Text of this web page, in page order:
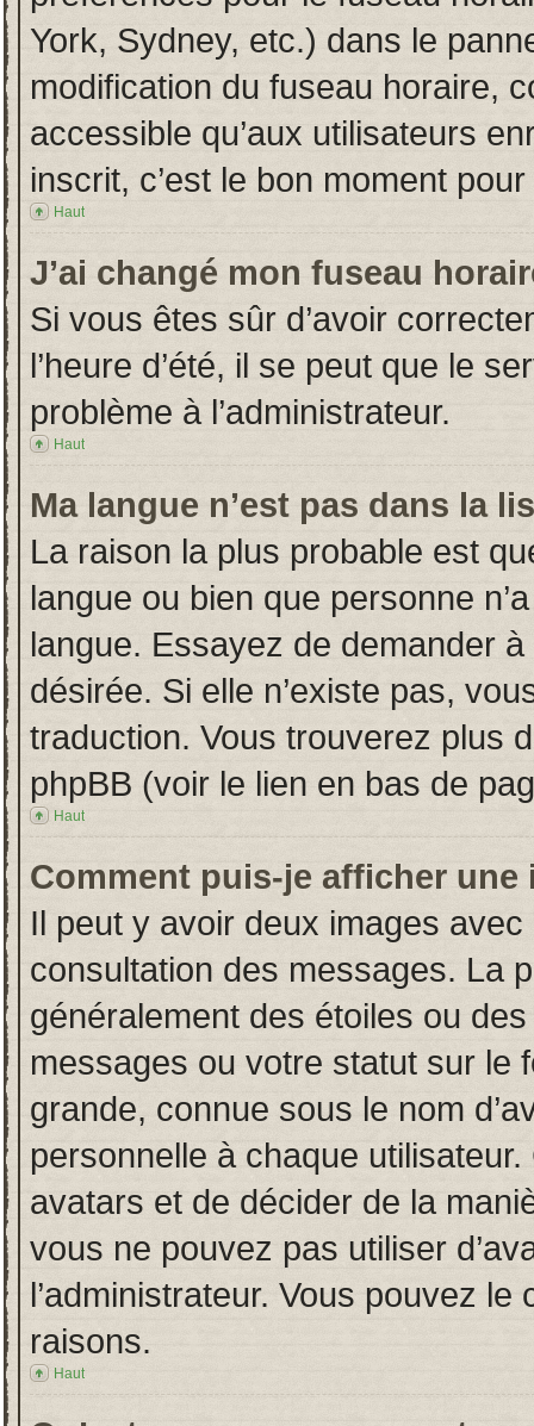
York, Sydney, etc.) dans le
modification du fuseau horaire,
accessible qu’aux utilisateurs
inscrit, c’est le bon moment
Haut
J’ai changé mon fuseau
Si vous êtes sûr d’avoir
l’heure d’été, il se peut que le
problème à l’administrateur.
Haut
Ma langue n’est pas dans la
La raison la plus probable est
langue ou bien que personne
langue. Essayez de demander à
désirée. Si elle n’existe pas,
traduction. Vous trouverez plus
phpBB (voir le lien en bas de
Haut
Comment puis-je afficher une
Il peut y avoir deux images
consultation des messages. La
généralement des étoiles ou
messages ou votre statut sur le
grande, connue sous le nom
personnelle à chaque utilisateur.
avatars et de décider de la
vous ne pouvez pas utiliser
l’administrateur. Vous pouvez
raisons.
Haut